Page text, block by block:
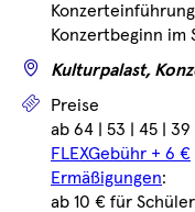
Konzertbeginn im
WoKulturpalast,
Preise
Preise
ab 64 | 53 | 45 | 39
FLEXGebühr + 6 €
Ermäßigungen:
ab 10 € für